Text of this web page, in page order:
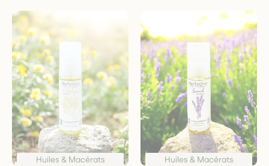
Huiles & Macérats
Huiles & Macérats